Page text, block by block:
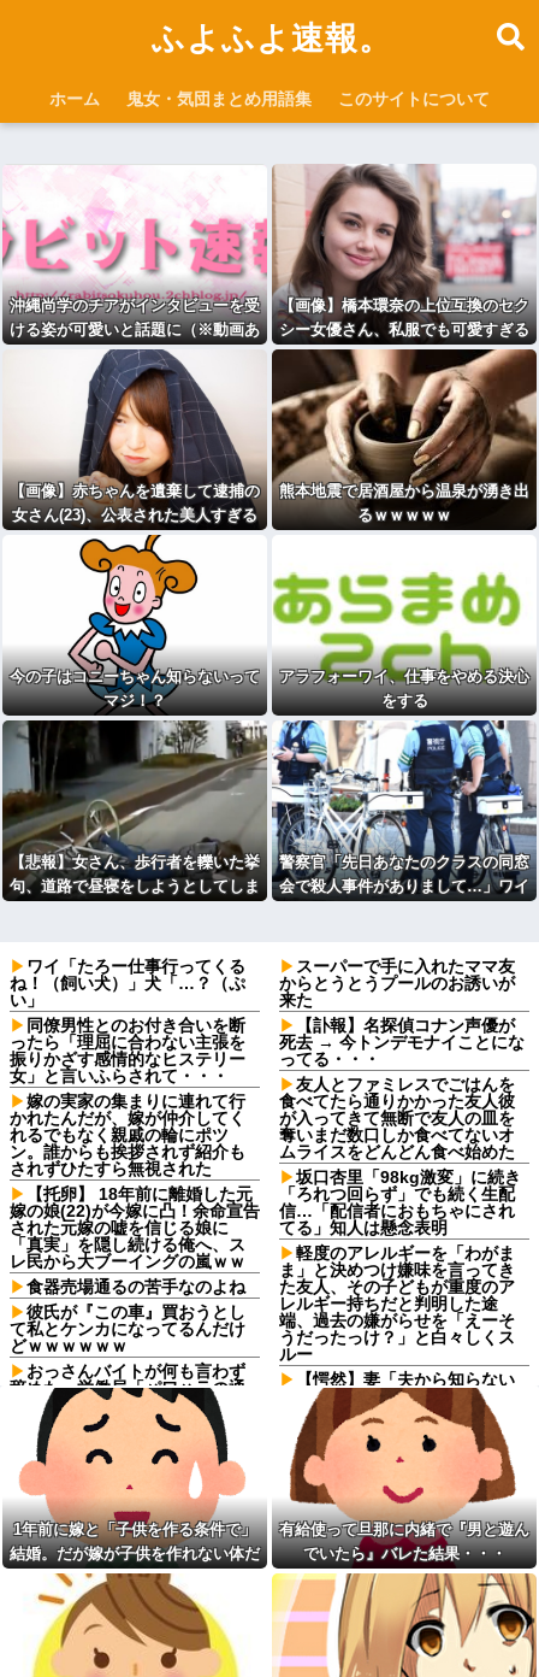
ふよふよ速報。
ホーム 鬼女・気団まとめ用語集 このサイトについて
沖縄尚学のチアがインタビューを受
ける姿が可愛いと話題に（※動画あ
り）
【画像】橋本環奈の上位互換のセク
シー女優さん、私服でも可愛すぎる
ｗｗｗｗｗｗｗｗｗ
【画像】赤ちゃんを遺棄して逮捕の
女さん(23)、公表された美人すぎる
ご尊顔がこちら⇒ｗｗｗｗｗｗｗｗ
ｗｗ
熊本地震で居酒屋から温泉が湧き出
るｗｗｗｗｗ
今の子はコニーちゃん知らないって
マジ！？
アラフォーワイ、仕事をやめる決心
をする
【悲報】女さん、歩行者を轢いた挙
句、道路で昼寝をしようとしてしま
警察官「先日あなたのクラスの同窓
会で殺人事件がありまして…」ワイ
ワイ「たろー仕事行ってくる
ね！（飼い犬）」犬「…？（ぷ
い」
同僚男性とのお付き合いを断
ったら「理屈に合わない主張を
振りかざす感情的なヒステリー
女」と言いふらされて・・・
嫁の実家の集まりに連れて行
かれたんだが、嫁が仲介してく
れるでもなく親戚の輪にポツ
ン。誰からも挨拶されず紹介も
されずひたすら無視された
【托卵】 18年前に離婚した元
嫁の娘(22)が今嫁に凸！余命宣告
された元嫁の嘘を信じる娘に
「真実」を隠し続ける俺へ、ス
レ民から大ブーイングの嵐ｗｗ
食器売場通るの苦手なのよね
彼氏が『この車』買おうとし
て私とケンカになってるんだけ
どｗｗｗｗｗｗ
おっさんバイトが何も言わず
辞めた。労働局「パワハラの通
報がありました」俺「えっ、教
育係は俺ですが…」→突然の聞
き取り調査が始まり…
旦那が不倫するたびに請求し
た慰謝料で資格を取った。そう
して自立の準備が整ったところ
で離婚を切り出したら…
俺を嫌う義娘は、母が危篤に
なっても「会いに行かない」と
言った
知人に誘われて公演見に行く
予定だったけど「元々行く予定
の人が行けるようになったから
ごめん」と連絡きた。なんだか
モヤモヤしてしまい...
スーパーで手に入れたママ友
からとうとうプールのお誘いが
来た
【訃報】名探偵コナン声優が
死去 → 今トンデモナイことにな
ってる・・・
友人とファミレスでごはんを
食べてたら通りかかった友人彼
が入ってきて無断で友人の皿を
奪いまだ数口しか食べてないオ
ムライスをどんどん食べ始めた
坂口杏里「98kg激変」に続き
「ろれつ回らず」でも続く生配
信…「配信者におもちゃにされ
てる」知人は懸念表明
軽度のアレルギーを「わがま
ま」と決めつけ嫌味を言ってき
た友人、その子どもが重度のア
レルギー持ちだと判明した途
端、過去の嫌がらせを「えーそ
うだったっけ？」と白々しくス
ルー
【愕然】妻「夫から知らない
シャンプーの匂いがする！変な
店に行ってるに違いな
い！！！」探偵「調べたとこ
ろ･･･」⇒結果ｗｗ
【愕然】妻「夫から知らない
シャンプーの匂いがする！変な
店に行ってるに違いな
い！！！」探偵「調べたとこ
ろ･･･」⇒結果ｗｗ
軽度のアレルギーを「わがま
ま」と決めつけ嫌味を言ってき
た友人、その子どもが重度のア
レルギー持ちだと判明した途
端、過去の嫌がらせを「えーそ
うだったっけ？」と白々しくス
ルー
1年前に嫁と「子供を作る条件で」
結婚。だが嫁が子供を作れない体だ
と知ったので離婚へ。
有給使って旦那に内緒で『男と遊ん
でいたら』バレた結果・・・